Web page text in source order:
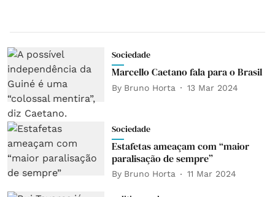
Sociedade
Marcello Caetano fala para o Brasil
By Bruno Horta 13 Mar 2024
Sociedade
Estafetas ameaçam com “maior
paralisação de sempre”
By Bruno Horta 11 Mar 2024